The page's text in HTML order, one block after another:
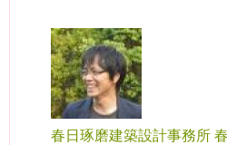
春日琢磨建築設計事務所